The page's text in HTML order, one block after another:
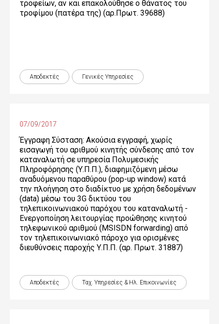
τροφείων, αν και επακολούθησε ο θάνατος του
τροφίμου (πατέρα της) (αρ.Πρωτ. 39688)
Αποδεκτές Γενικές Yπηρεσίες
07/09/2017
Έγγραφη Σύσταση: Ακούσια εγγραφή, χωρίς
εισαγωγή του αριθμού κινητής σύνδεσης από τον
καταναλωτή σε υπηρεσία Πολυμεσικής
Πληροφόρησης (Υ.Π.Π.), διαφημιζόμενη μέσω
αναδυόμενου παραθύρου (pop-up window) κατά
την πλοήγηση στο διαδίκτυο με χρήση δεδομένων
(data) μέσω του 3G δικτύου του
τηλεπικοινωνιακού παρόχου του καταναλωτή -
Ενεργοποίηση λειτουργίας προώθησης κινητού
τηλεφωνικού αριθμού (MSISDN forwarding) από
τον τηλεπικοινωνιακό πάροχο για ορισμένες
διευθύνσεις παροχής Υ.Π.Π. (αρ. Πρωτ. 31887)
Αποδεκτές Ταχ. Υπηρεσίες & Ηλ. Επικοινωνίες